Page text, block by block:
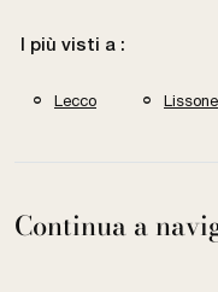
I più visti a :
Lecco Lissone
Continua a